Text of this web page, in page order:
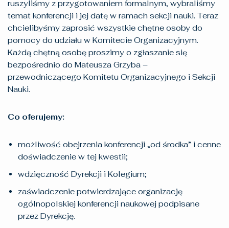
ruszyliśmy z przygotowaniem formalnym, wybraliśmy
temat konferencji i jej datę w ramach sekcji nauki. Teraz
chcielibyśmy zaprosić wszystkie chętne osoby do
pomocy do udziału w Komitecie Organizacyjnym.
Każdą chętną osobę proszimy o zgłaszanie się
bezpośrednio do Mateusza Grzyba –
przewodniczącego Komitetu Organizacyjnego i Sekcji
Nauki.
Co oferujemy:
możliwość obejrzenia konferencji „od środka” i cenne
doświadczenie w tej kwestii;
wdzięczność Dyrekcji i Kolegium;
zaświadczenie potwierdzające organizację
ogólnopolskiej konferencji naukowej podpisane
przez Dyrekcję.